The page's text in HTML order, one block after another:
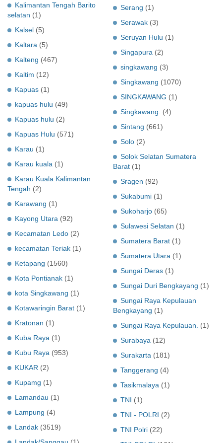
Kalimantan Tengah Barito
selatan (1)
Kalsel (5)
Kaltara (5)
Kalteng (467)
Kaltim (12)
Kapuas (1)
kapuas hulu (49)
Kapuas hulu (2)
Kapuas Hulu (571)
Karau (1)
Karau kuala (1)
Karau Kuala Kalimantan
Tengah (2)
Karawang (1)
Kayong Utara (92)
Kecamatan Ledo (2)
kecamatan Teriak (1)
Ketapang (1560)
Kota Pontianak (1)
kota Singkawang (1)
Kotawaringin Barat (1)
Kratonan (1)
Kuba Raya (1)
Kubu Raya (953)
KUKAR (2)
Kupamg (1)
Lamandau (1)
Lampung (4)
Landak (3519)
Serang (1)
Serawak (3)
Seruyan Hulu (1)
Singapura (2)
singkawang (3)
Singkawang (1070)
SINGKAWANG (1)
Singkawang.
(4)
Sintang (661)
Solo (2)
Solok Selatan Sumatera
Barat (1)
Sragen (92)
Sukabumi (1)
Sukoharjo (65)
Sulawesi Selatan (1)
Sumatera Barat (1)
Sumatera Utara (1)
Sungai Deras (1)
Sungai Duri Bengkayang (1)
Sungai Raya Kepulauan
Bengkayang (1)
Sungai Raya Kepulauan.
(1)
Surabaya (12)
Surakarta (181)
Tanggerang (4)
Tasikmalaya (1)
TNI (1)
TNI - POLRI (2)
TNI Polri (22)